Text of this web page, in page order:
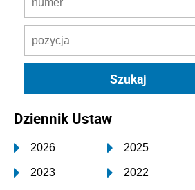
Dziennik Ustaw
2026 2025
2023 2022